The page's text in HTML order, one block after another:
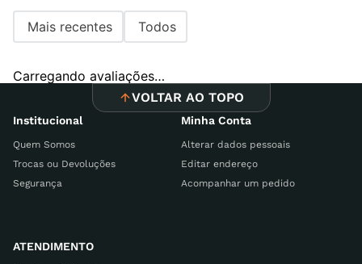
Mais recentes Todos
Carregando avaliações…
VOLTAR AO TOPO
Institucional
Quem Somos
Trocas ou Devoluções
Segurança
Minha Conta
Alterar dados pessoais
Editar endereço
Acompanhar um pedido
ATENDIMENTO